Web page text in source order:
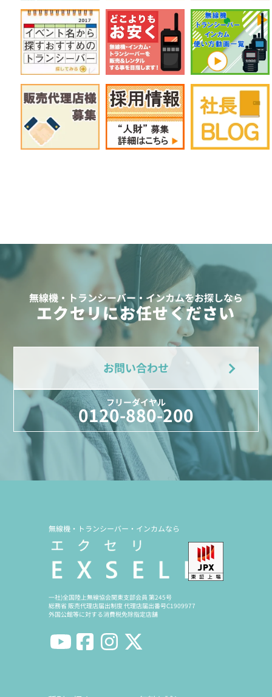
無線機・トランシーバー・インカムをお探しなら
エクセリにお任せください
お問い合わせ
フリーダイヤル
0120-880-200
無線機・トランシーバー・インカムなら
一社)全国陸上無線協会関東支部会員 第245号
総務省 販売代理店届出制度 代理店届出番号C1909977
外国公館等に対する消費税免除指定店舗